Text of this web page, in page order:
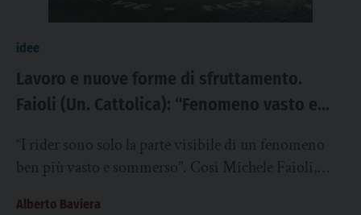
idee
Lavoro e nuove forme di sfruttamento.
Faioli (Un. Cattolica): “Fenomeno vasto e
integralmente la normativa esistente”
“I rider sono solo la parte visibile di un fenomeno
ben più vasto e sommerso”. Così Michele Faioli,
Alberto Baviera